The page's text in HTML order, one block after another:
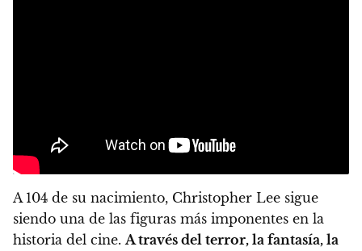
A 104 de su nacimiento, Christopher Lee sigue
siendo una de las figuras más imponentes en la
historia del cine.A través del terror, la fantasía, la